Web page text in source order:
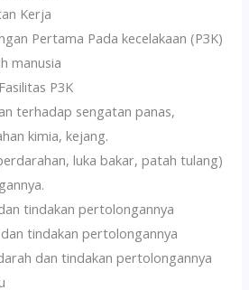
Kerja
Pertama Pada kecelakaan (P3K)
manusia
P3K
terhadap sengatan panas,
kimia, kejang.
luka bakar, patah tulang)
tindakan pertolongannya
tindakan pertolongannya
dan tindakan pertolongannya